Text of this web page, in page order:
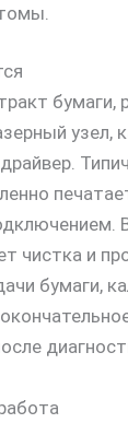
бумаги,
узел,
чистка и
бумаги,